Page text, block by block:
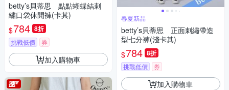
betty’s貝蒂思 點點蝴蝶結刺
繡口袋休閒褲(卡其)
$784 8折
挑戰低價 券
加入購物車
春夏新品
betty’s貝蒂思 正面刺繡帶造
型七分褲(淺卡其)
$784 8折
挑戰低價 券
加入購物車